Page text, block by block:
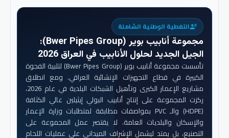
engineeringالتغطية الوطنية الشاملة
مجموعة أنابيب بوير (Bwer Pipes Group)
:
الجيل الجديد لحلول الأنابيب في العراق 2026
تأسست مجموعة أنابيب بوير (Bwer Pipes Group) لتلبية الفجوة
الكبيرة في قطاع التجهيزات الإنشائية العراقي. ومع انطلاق
مشاريع الإعمار الكبرى وتأهيل الشبكات البلدية في عام 2026،
ركزت المجموعة على إنتاج أنابيب البولي إيثيلين عالي الكثافة
(HDPE) والـ PVC بمواصفات مطابقة لمتطلبات وزارة الإعمار
والإسكان والبلديات العامة. لا يقتصر عمل المجموعة على
التصنيع، بل يمتد ليشمل الإشراف الميداني على عمليات اللحام